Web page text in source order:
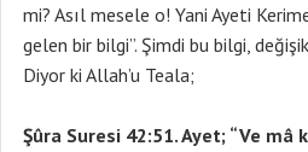
mi? Asıl mesele o! Yani Ayeti
gelen bir bilgi”. Şimdi bu bilgi,
Diyor ki Allah’u Teala;
Şûra Suresi 42:51. Ayet; “Ve mâ